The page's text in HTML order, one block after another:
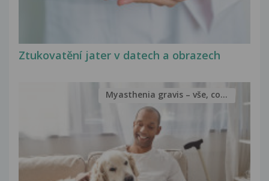
Ztukovatění jater v datech a obrazech
Myasthenia gravis – vše, co...